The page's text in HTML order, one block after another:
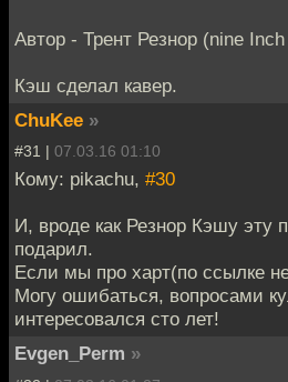
Автор - Трент Резнор (nine
Кэш сделал кавер.
ChuKee »
#31 | 07.03.16 01:10
Кому: pikachu, #30
И, вроде как Резнор Кэшу эту
подарил.
Если мы про харт(по ссылке
Могу ошибаться, вопросами
интересовался сто лет!
Evgen_Perm »